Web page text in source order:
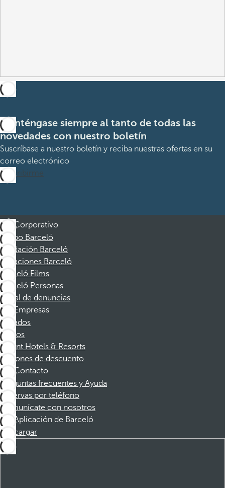
Manténgase siempre al tanto de todas las
novedades con nuestro boletín
Suscríbase a nuestro boletín y reciba nuestras ofertas en su
correo electrónico
Suscribirme
Corporativo
Grupo Barceló
Fundación Barceló
Vacaciones Barceló
Barceló Films
Barceló Personas
Canal de denuncias
Empresas
Afiliados
Socios
Dorint Hotels & Resorts
Cupones de descuento
Contacto
Preguntas frecuentes y Ayuda
Reservas por teléfono
Comunícate con nosotros
Aplicación de Barceló
Descargar